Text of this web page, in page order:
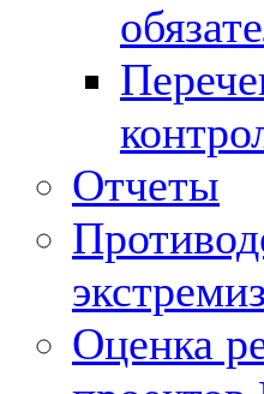
Отчеты
Оценка